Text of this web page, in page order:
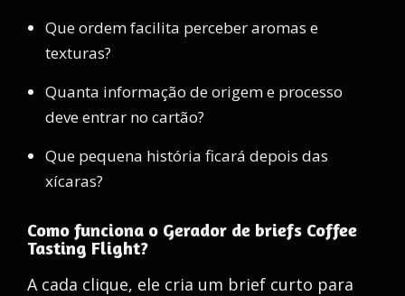
Que ordem facilita perceber aromas e
texturas?
Quanta informação de origem e processo
deve entrar no cartão?
Que pequena história ficará depois das
xícaras?
Como funciona o Gerador de briefs Coffee
Tasting Flight?
A cada clique, ele cria um brief curto para